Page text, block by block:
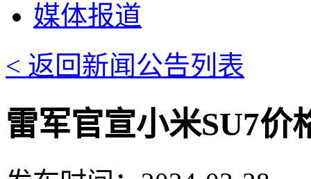
媒体报道
< 返回新闻公告列表
雷军官宣小米SU7价